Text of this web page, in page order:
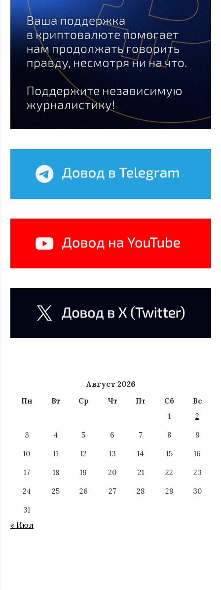
Август 2026
Пн Вт Ср Чт Пт Сб
Вс
1
2
3
4 5 6 7 8
9
10
11 12 13 14 15
16
17
18 19 20 21 22
23
24
25 26 27 28 29
30
31
« Июл